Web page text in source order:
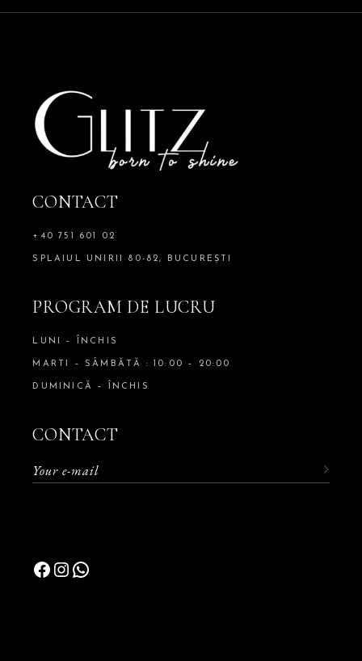
CONTACT
+40 751 601 02
SPLAIUL UNIRII 80-82, BUCUREȘTI
PROGRAM DE LUCRU
LUNI – ÎNCHIS
MARTI – SÂMBĂTĂ : 10:00 – 20:00
DUMINICĂ – ÎNCHIS
CONTACT